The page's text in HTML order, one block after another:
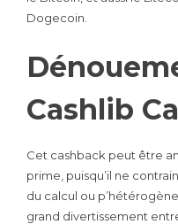
Dogecoin.
Cashlib
Cet cashback peut être
prime, puisqu’il ne
du calcul ou
grand divertissement